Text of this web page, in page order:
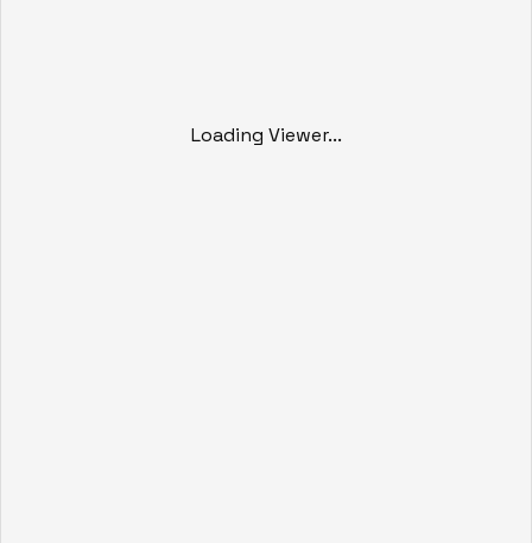
Loading Viewer...